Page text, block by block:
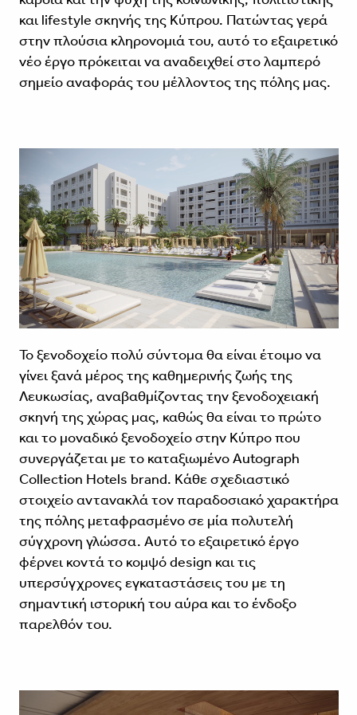
και lifestyle σκηνής της Κύπρου. Πατώντας γερά
στην πλούσια κληρονομιά του, αυτό το εξαιρετικό
νέο έργο πρόκειται να αναδειχθεί στο λαμπερό
σημείο αναφοράς του μέλλοντος της πόλης μας.
Το ξενοδοχείο πολύ σύντομα θα είναι έτοιμο να
γίνει ξανά μέρος της καθημερινής ζωής της
Λευκωσίας, αναβαθμίζοντας την ξενοδοχειακή
σκηνή της χώρας μας, καθώς θα είναι το πρώτο
και το μοναδικό ξενοδοχείο στην Κύπρο που
συνεργάζεται με το καταξιωμένο Autograph
Collection Hotels brand. Κάθε σχεδιαστικό
στοιχείο αντανακλά τον παραδοσιακό χαρακτήρα
της πόλης μεταφρασμένο σε μία πολυτελή
σύγχρονη γλώσσα. Αυτό το εξαιρετικό έργο
φέρνει κοντά το κομψό design και τις
υπερσύγχρονες εγκαταστάσεις του με τη
σημαντική ιστορική του αύρα και το ένδοξο
παρελθόν του.